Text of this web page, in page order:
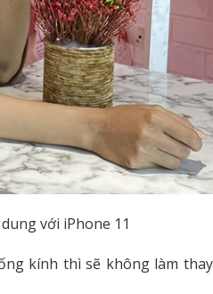
với iPhone 11
kính thì sẽ không làm